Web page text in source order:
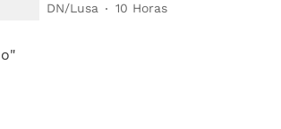
DN/Lusa 10 Horas